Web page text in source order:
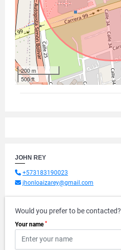
200 m
500 ft
JOHN REY
+573183190023
jhonloaizarey@gmail.com
Would you prefer to be contacted?
Your name *